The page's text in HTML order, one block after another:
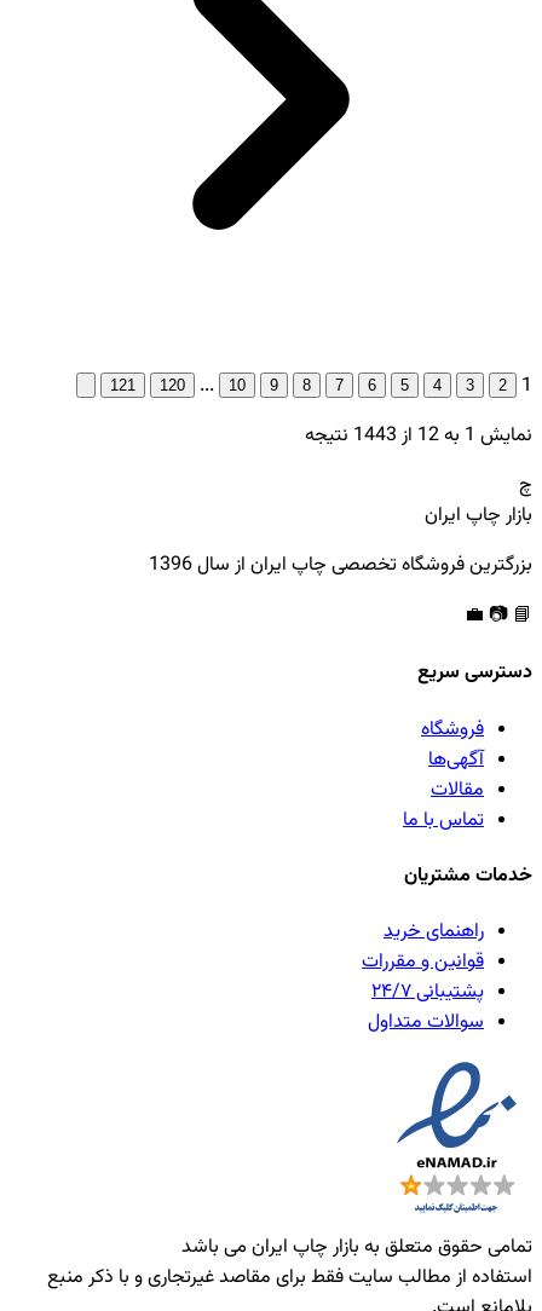
1
2
3
4
5
6
7
8
9
10
...
120
121
نمایش 1 به12 از 1443 نتیجه
چ
بازار چاپ ایران
بزرگترین فروشگاه تخصصی چاپ ایران از سال 1396
📘
📷
💼
دسترسی سریع
فروشگاه
آگهی‌ها
مقالات
تماس با ما
خدمات مشتریان
راهنمای خرید
قوانین و مقررات
پشتیبانی ۲۴/۷
سوالات متداول
تمامی حقوق متعلق به بازار چاپ ایران می باشد
استفاده از مطالب سایت فقط برای مقاصد غیرتجاری و با ذکر منبع